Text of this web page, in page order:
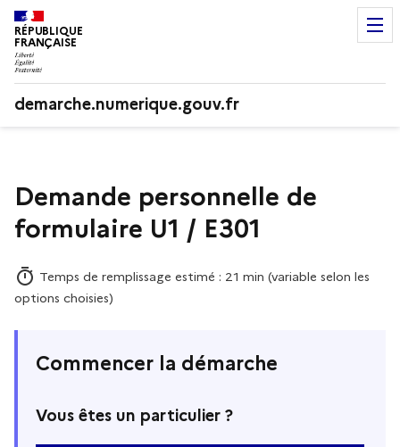
RÉPUBLIQUE
FRANÇAISE
demarche.numerique.gouv.fr
Demande personnelle de
formulaire U1 / E301
Temps de remplissage estimé : 21 min (variable selon les
options choisies)
Commencer la démarche
Vous êtes un particulier ?